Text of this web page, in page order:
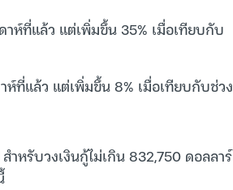
ห์ที่แล้ว แต่เพิ่มขึ้น 35% เมื่อเทียบกับ
ที่แล้ว แต่เพิ่มขึ้น 8% เมื่อเทียบกับช่วง
หรับวงเงินกู้ไม่เกิน 832,750 ดอลลาร์